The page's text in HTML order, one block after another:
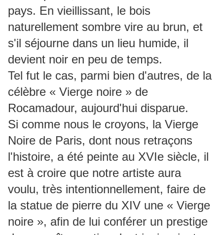
pays. En vieillissant, le bois
naturellement sombre vire au brun, et
s'il séjourne dans un lieu humide, il
devient noir en peu de temps.
Tel fut le cas, parmi bien d'autres, de la
célèbre « Vierge noire » de
Rocamadour, aujourd'hui disparue.
Si comme nous le croyons, la Vierge
Noire de Paris, dont nous retraçons
l'histoire, a été peinte au XVIe siècle, il
est à croire que notre artiste aura
voulu, très intentionnellement, faire de
la statue de pierre du XIV une « Vierge
noire », afin de lui conférer un prestige